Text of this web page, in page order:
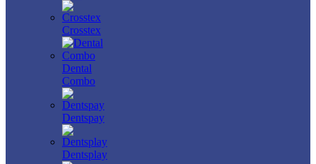
Crosstex
Dental
Combo
Dentspay
Dentsplay